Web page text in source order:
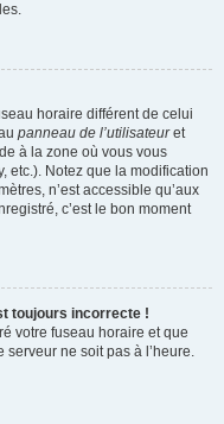
horaire différent de celui
panneau de l’utilisateuret
à la zone où vous vous
etc.). Notez que la modification
n’est accessible qu’aux
c’est le bon moment
toujours incorrecte !
votre fuseau horaire et que
serveur ne soit pas à l’heure.